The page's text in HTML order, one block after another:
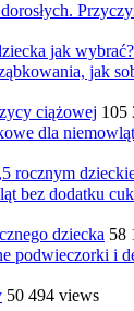
jak wybrać?
jak
ciążowej 105
dla
rocznym
bez dodatku
dziecka 58
podwieczorki i
50 494 views